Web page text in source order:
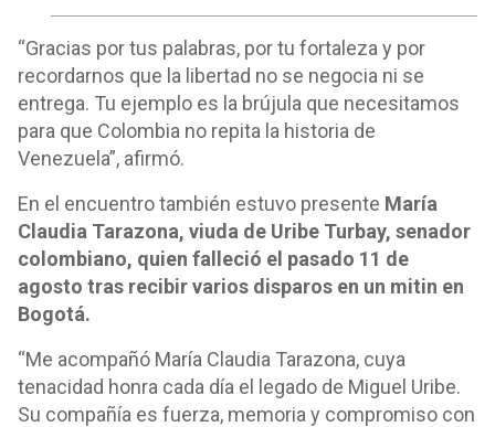
“Gracias por tus palabras, por tu fortaleza y por
recordarnos que la libertad no se negocia ni se
entrega. Tu ejemplo es la brújula que necesitamos
para que Colombia no repita la historia de
Venezuela”, afirmó.
En el encuentro también estuvo presente María
Claudia Tarazona, viuda de Uribe Turbay, senador
colombiano, quien falleció el pasado 11 de
agosto tras recibir varios disparos en un mitin en
Bogotá.
“Me acompañó María Claudia Tarazona, cuya
tenacidad honra cada día el legado de Miguel Uribe.
Su compañía es fuerza, memoria y compromiso con